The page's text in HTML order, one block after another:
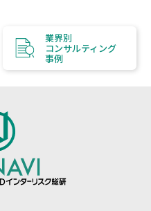
業界別
コンサルティング
事例